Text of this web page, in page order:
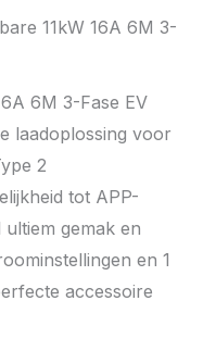
11kW 16A 6M 3-
6M 3-Fase EV
laadoplossing voor
2
tot APP-
gemak en
en 1
accessoire